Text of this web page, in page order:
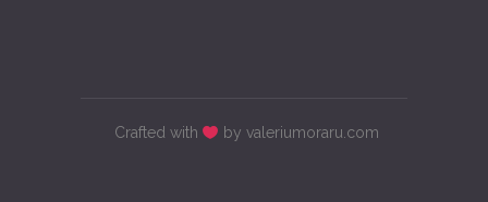
Crafted with by valeriumoraru.com